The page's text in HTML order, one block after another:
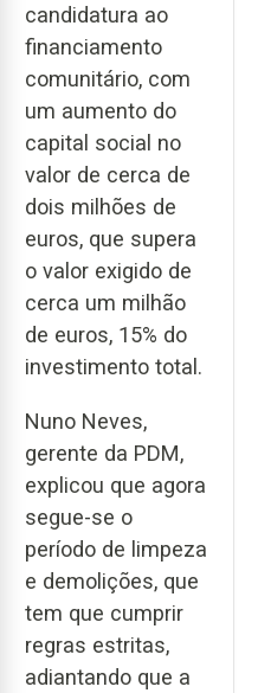
candidatura ao
financiamento
comunitário, com
um aumento do
capital social no
valor de cerca de
dois milhões de
euros, que supera
o valor exigido de
cerca um milhão
de euros, 15% do
investimento total.
Nuno Neves,
gerente da PDM,
explicou que agora
segue-se o
período de limpeza
e demolições, que
tem que cumprir
regras estritas,
adiantando que a